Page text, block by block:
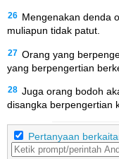
26 Mengenakan denda
muliapun tidak patut.
27 Orang yang
yang berpengertian
28 Juga orang bodoh
disangka berpengertian
Pertanyaan